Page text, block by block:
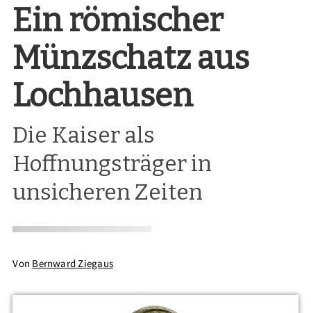
Ein römischer
Münzschatz aus
Lochhausen
Die Kaiser als
Hoffnungsträger in
unsicheren Zeiten
Von Bernward Ziegaus